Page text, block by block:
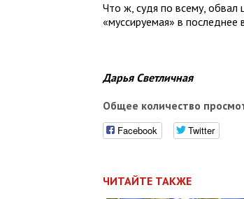
Что ж, судя по всему, обвал
«муссируемая» в
Дарья Светличная
Общее количество
Facebook Twitter
ЧИТАЙТЕ ТАКЖЕ